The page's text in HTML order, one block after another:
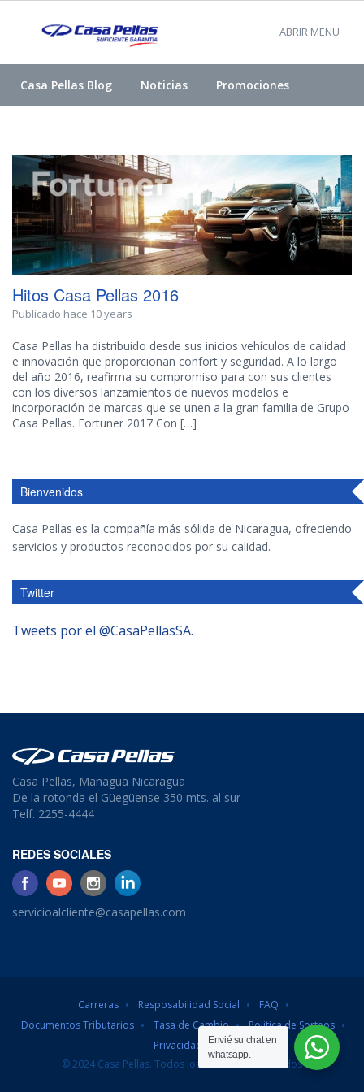
ABRIR MENU
Casa Pellas Blog Noticias Promociones
Hitos Casa Pellas 2016
Publicado hace 10 years
Casa Pellas ha distribuido desde sus inicios vehículos de calidad
e innovación que proporcionan confort y seguridad. A lo largo
del año 2016, reafirma su compromiso para con sus clientes
con los diversos lanzamientos de nuevos modelos e
incorporación de marcas que se unen a la gran familia de Grupo
Casa Pellas. Fortuner 2017 Con […]
Bienvenidos
Casa Pellas es la compañía más sólida de Nicaragua, ofreciendo
servicios y productos reconocidos por su calidad.
Twitter
Tweets por el @CasaPellasSA.
Casa Pellas, Managua Nicaragua
De la rotonda el Güegüense 350 mts. al sur
Telf. 2255-4444
REDES SOCIALES
servicioalcliente@casapellas.com
Carreras Resposabilidad Social
FAQ
Documentos Tributarios
Tasa de Cambio
Politica de Sorteos
Privacidad
© 2024 Casa Pellas. Todos los derechos reservados
Envié su chat en
whatsapp.